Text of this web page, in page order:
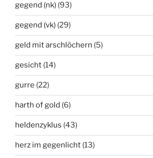
gegend (nk) (93)
gegend (vk) (29)
geld mit arschlöchern (5)
gesicht (14)
gurre (22)
harth of gold (6)
heldenzyklus (43)
herz im gegenlicht (13)